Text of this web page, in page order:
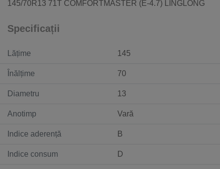
145/70R13 71T COMFORTMASTER (E-4.7) LINGLONG
Specificații
Lățime 145
Înălțime 70
Diametru 13
Anotimp Vară
Indice aderență B
Indice consum D